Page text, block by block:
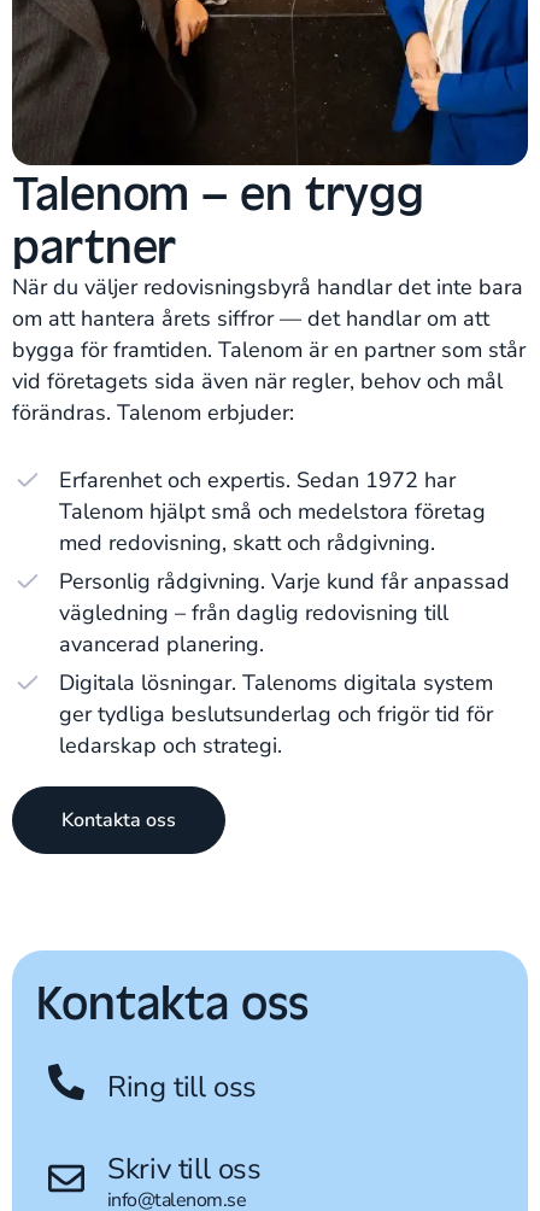
Talenom – en trygg
partner
När du väljer redovisningsbyrå handlar det inte bara
om att hantera årets siffror — det handlar om att
bygga för framtiden. Talenom är en partner som står
vid företagets sida även när regler, behov och mål
förändras. Talenom erbjuder:
Erfarenhet och expertis. Sedan 1972 har
Talenom hjälpt små och medelstora företag
med redovisning, skatt och rådgivning.
Personlig rådgivning. Varje kund får anpassad
vägledning – från daglig redovisning till
avancerad planering.
Digitala lösningar. Talenoms digitala system
ger tydliga beslutsunderlag och frigör tid för
ledarskap och strategi.
Kontakta oss
Kontakta oss
Ring till oss
Skriv till oss
info@talenom.se